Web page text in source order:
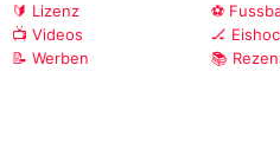
🔰 Lizenz
📺 Videos
📝 Werben
⚽
🏒
📚